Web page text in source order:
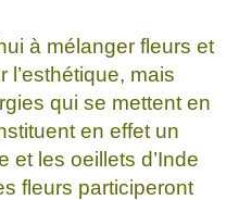
à mélanger fleurs et
l’esthétique, mais
qui se mettent en
en effet un
et les oeillets d’Inde
fleurs participeront